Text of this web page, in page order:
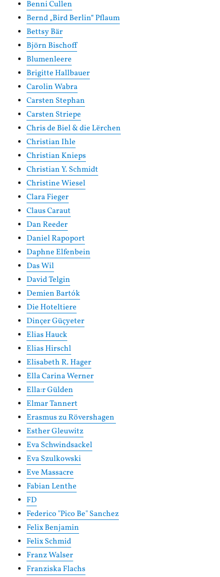
Benni Cullen
Bernd „Bird Berlin“ Pflaum
Bettsy Bär
Björn Bischoff
Blumenleere
Brigitte Hallbauer
Carolin Wabra
Carsten Stephan
Carsten Striepe
Chris de Biel & die Lërchen
Christian Ihle
Christian Knieps
Christian Y. Schmidt
Christine Wiesel
Clara Fieger
Claus Caraut
Dan Reeder
Daniel Rapoport
Daphne Elfenbein
Das Wil
David Telgin
Demien Bartók
Die Hoteltiere
Dinçer Güçyeter
Elias Hauck
Elias Hirschl
Elisabeth R. Hager
Ella Carina Werner
Ella:r Gülden
Elmar Tannert
Erasmus zu Rövershagen
Esther Gleuwitz
Eva Schwindsackel
Eva Szulkowski
Eve Massacre
Fabian Lenthe
FD
Federico "Pico Be" Sanchez
Felix Benjamin
Felix Schmid
Franz Walser
Franziska Flachs